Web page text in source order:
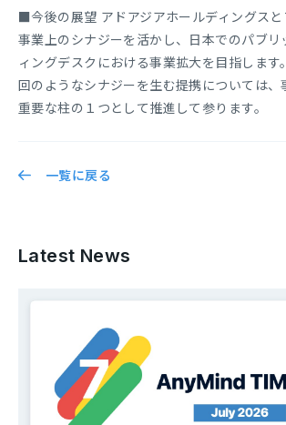
■今後の展望 アドアジアホールディングスと
事業上のシナジーを活かし、日本でのパブリ
ィングデスクにおける事業拡大を目指します
回のようなシナジーを生む提携については、
重要な柱の１つとして推進して参ります。
一覧に戻る
Latest News